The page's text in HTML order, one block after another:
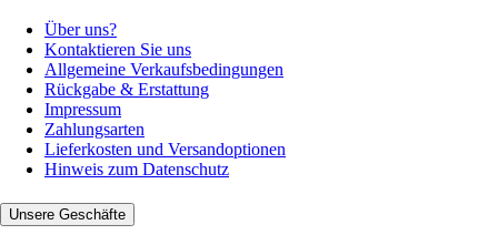
Über uns?
Kontaktieren Sie uns
Allgemeine Verkaufsbedingungen
Rückgabe & Erstattung
Impressum
Zahlungsarten
Lieferkosten und Versandoptionen
Hinweis zum Datenschutz
Unsere Geschäfte